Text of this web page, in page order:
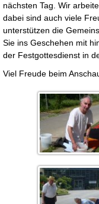
nächsten Tag. Wir
dabei sind auch viele
unterstützen die
Sie ins Geschehen mit
der Festgottesdienst in
Viel Freude beim